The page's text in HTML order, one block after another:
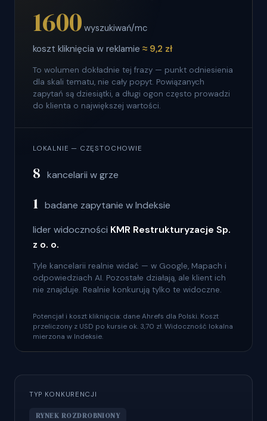
1600 wyszukiwań/mc
koszt kliknięcia w reklamie ≈ 9,2 zł
To wolumen dokładnie tej frazy — punkt odniesienia
dla skali tematu, nie cały popyt. Powiązanych
zapytań są dziesiątki, a długi ogon często prowadzi
do klienta o największej wartości.
LOKALNIE — CZĘSTOCHOWIE
8 kancelarii w grze
1 badane zapytanie w Indeksie
lider widoczności KMR Restrukturyzacje Sp.
z o. o.
Tyle kancelarii realnie widać — w Google, Mapach i
odpowiedziach AI. Pozostałe działają, ale klient ich
nie znajduje. Realnie konkurują tylko te widoczne.
Potencjał i koszt kliknięcia: dane Ahrefs dla Polski. Koszt
przeliczony z USD po kursie ok. 3,70 zł. Widoczność lokalna
mierzona w Indeksie.
TYP KONKURENCJI
RYNEK ROZDROBNIONY